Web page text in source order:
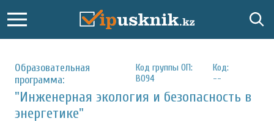
Образовательная
программа:
Код группы ОП:
B094
Код:
--
"Инженерная экология и безопасность в
энергетике"